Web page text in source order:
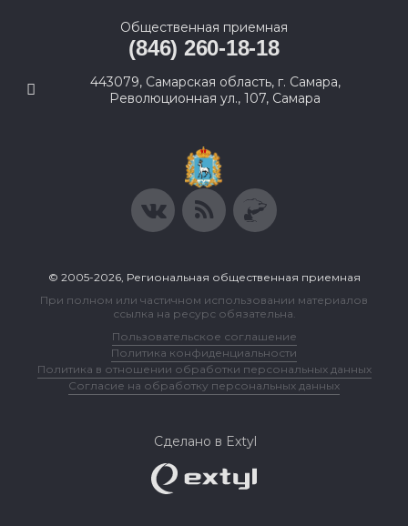
Общественная приемная
(846) 260-18-18
443079, Самарская область, г. Самара,
Революционная ул., 107, Самара
© 2005-2026, Региональная общественная приемная
При полном или частичном использовании материалов
ссылка на ресурс обязательна.
Пользовательское соглашение
Политика конфиденциальности
Политика в отношении обработки персональных данных
Согласие на обработку персональных данных
Сделано в Extyl